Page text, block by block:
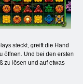
steckt, greift die Hand
öffnen. Und bei den ersten
zu lösen und auf etwas